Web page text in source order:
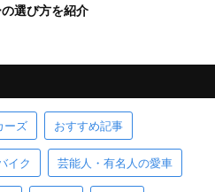
選び方を紹介
ーズ おすすめ記事
イク 芸能人・有名人の愛車